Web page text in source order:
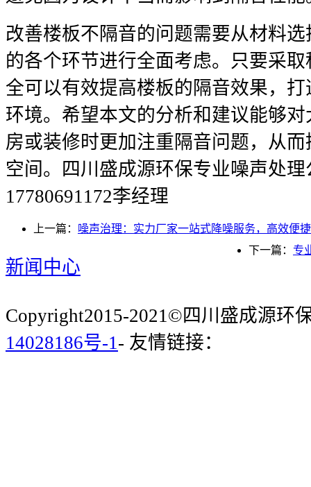
改善楼板不隔音的问题需要从材料
的各个环节进行全面考虑。只要采
全可以有效提高楼板的隔音效果，
环境。希望本文的分析和建议能够
房或装修时更加注重隔音问题，从
空间。四川盛成源环保专业噪声处
17780691172李经理
上一篇：
噪声治理：实力厂家一站式降噪服务，高效便
下一篇： 专
新闻中心
Copyright2015-2021©四川盛成源环
14028186号-1 - 友情链接：